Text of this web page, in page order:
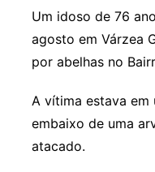
Um idoso de 76
agosto em Várzea
por abelhas no
A vítima estava em
embaixo de uma
atacado.